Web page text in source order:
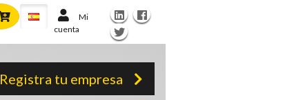
Mi
cuenta
Registra tu empresa